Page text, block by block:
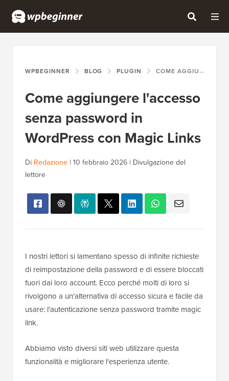
WPBEGINNER BLOG PLUGIN COME AGGIUNGERE L'ACCESSO SENZA PASSWORD IN WORDPRESS CON MAGIC LINKS
Come aggiungere l'accesso
senza password in
WordPress con Magic Links
Di Redazione | 10 febbraio 2026 | Divulgazione del
lettore
I nostri lettori si lamentano spesso di infinite richieste
di reimpostazione della password e di essere bloccati
fuori dai loro account. Ecco perché molti di loro si
rivolgono a un'alternativa di accesso sicura e facile da
usare: l'autenticazione senza password tramite magic
link.
Abbiamo visto diversi siti web utilizzare questa
funzionalità e migliorare l'esperienza utente.